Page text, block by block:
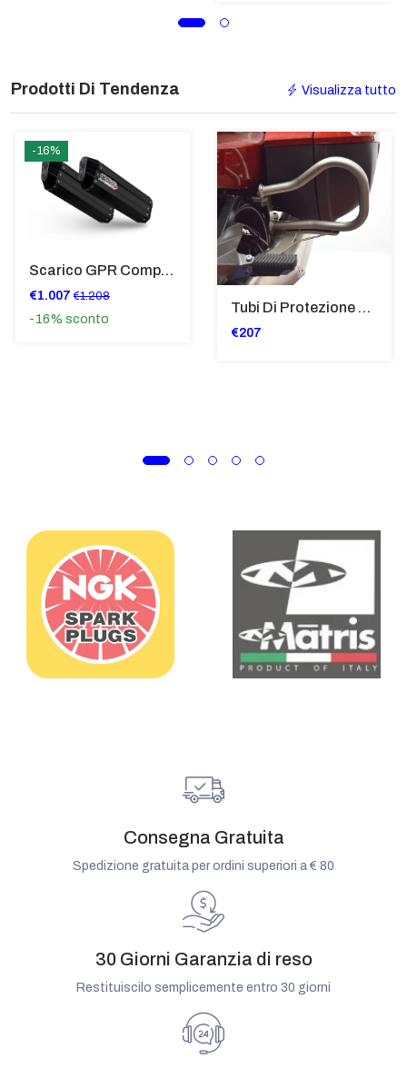
Prodotti Di Tendenza Visualizza tutto
-16%
Scarico GPR Compatibile Con Bmw K 1600 Gt 2017-2021 - Hyper Sonic Black Titanium
€1.007 €1.208
-16% sconto
Tubi Di Protezione Bauli Posteriori Per Bmw K 1600 Gt/Gtl (2010>2016) GIALLO - TB8025-K1600GTL
€207
Consegna Gratuita
Spedizione gratuita per ordini superiori a € 80
30 Giorni Garanzia di reso
Restituiscilo semplicemente entro 30 giorni